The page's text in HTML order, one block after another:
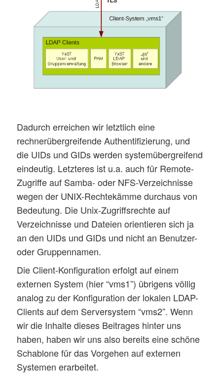
Dadurch erreichen wir letztlich eine
rechnerübergreifende Authentifizierung, und
die UIDs und GIDs werden systemübergreifend
eindeutig. Letzteres ist u.a. auch für Remote-
Zugriffe auf Samba- oder NFS-Verzeichnisse
wegen der UNIX-Rechtekämme durchaus von
Bedeutung. Die Unix-Zugriffsrechte auf
Verzeichnisse und Dateien orientieren sich ja
an den UIDs und GIDs und nicht an Benutzer-
oder Gruppennamen.
Die Client-Konfiguration erfolgt auf einem
externen System (hier “vms1”) übrigens völlig
analog zu der Konfiguration der lokalen LDAP-
Clients auf dem Serversystem “vms2”. Wenn
wir die Inhalte dieses Beitrages hinter uns
haben, haben wir uns also bereits eine schöne
Schablone für das Vorgehen auf externen
Systemen erarbeitet.